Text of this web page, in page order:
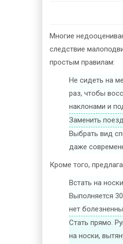
Многие
следствие
простым правилам:
Не сидеть на
раз, чтобы
наклонами и
Заменить
Выбрать вид
даже
Кроме того,
Встать на
Выполняется
нет
Стать прямо.
на носки,